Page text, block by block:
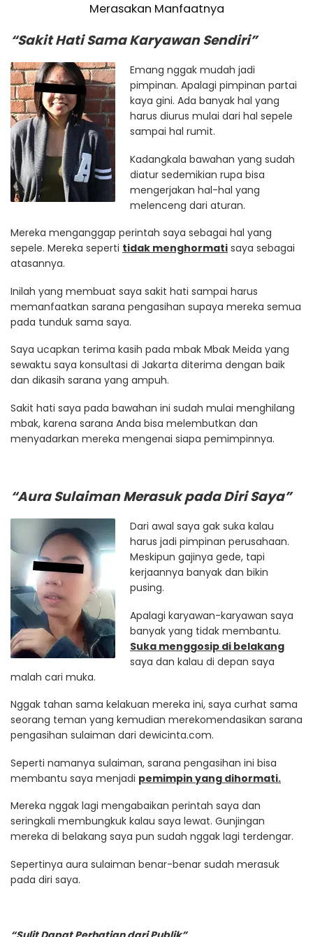
Merasakan Manfaatnya
“Sakit Hati Sama Karyawan Sendiri”
Emang nggak mudah jadi
pimpinan. Apalagi pimpinan partai
kaya gini. Ada banyak hal yang
harus diurus mulai dari hal sepele
sampai hal rumit.
Kadangkala bawahan yang sudah
diatur sedemikian rupa bisa
mengerjakan hal-hal yang
melenceng dari aturan.
Mereka menganggap perintah saya sebagai hal yang
sepele. Mereka seperti tidak menghormati saya sebagai
atasannya.
Inilah yang membuat saya sakit hati sampai harus
memanfaatkan sarana pengasihan supaya mereka semua
pada tunduk sama saya.
Saya ucapkan terima kasih pada mbak Mbak Meida yang
sewaktu saya konsultasi di Jakarta diterima dengan baik
dan dikasih sarana yang ampuh.
Sakit hati saya pada bawahan ini sudah mulai menghilang
mbak, karena sarana Anda bisa melembutkan dan
menyadarkan mereka mengenai siapa pemimpinnya.
“Aura Sulaiman Merasuk pada Diri Saya”
Dari awal saya gak suka kalau
harus jadi pimpinan perusahaan.
Meskipun gajinya gede, tapi
kerjaannya banyak dan bikin
pusing.
Apalagi karyawan-karyawan saya
banyak yang tidak membantu.
Suka menggosip di belakang
saya dan kalau di depan saya
malah cari muka.
Nggak tahan sama kelakuan mereka ini, saya curhat sama
seorang teman yang kemudian merekomendasikan sarana
pengasihan sulaiman dari dewicinta.com.
Seperti namanya sulaiman, sarana pengasihan ini bisa
membantu saya menjadi pemimpin yang dihormati.
Mereka nggak lagi mengabaikan perintah saya dan
seringkali membungkuk kalau saya lewat. Gunjingan
mereka di belakang saya pun sudah nggak lagi terdengar.
Sepertinya aura sulaiman benar-benar sudah merasuk
pada diri saya.